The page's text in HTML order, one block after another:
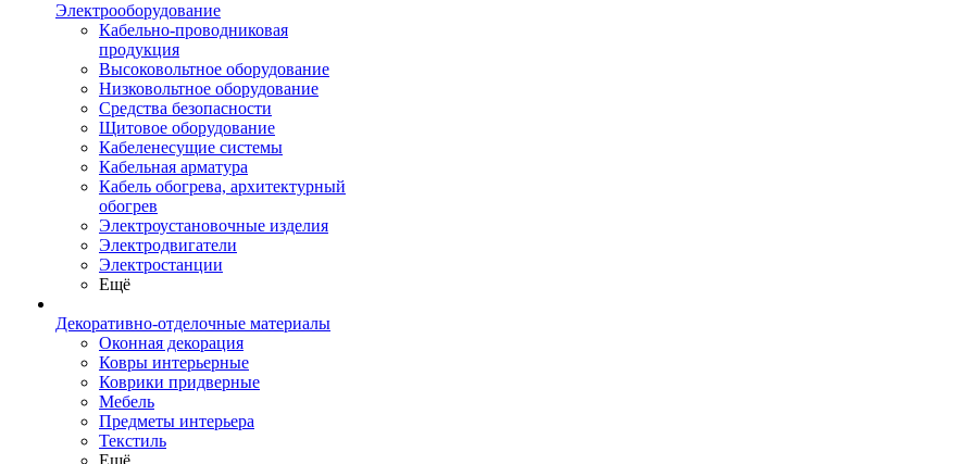
Электрооборудование
Кабельно-проводниковая
продукция
Высоковольтное оборудование
Низковольтное оборудование
Средства безопасности
Щитовое оборудование
Кабеленесущие системы
Кабельная арматура
Кабель обогрева, архитектурный
обогрев
Электроустановочные изделия
Электродвигатели
Электростанции
Ещё
Декоративно-отделочные материалы
Оконная декорация
Ковры интерьерные
Коврики придверные
Мебель
Предметы интерьера
Текстиль
Ещё